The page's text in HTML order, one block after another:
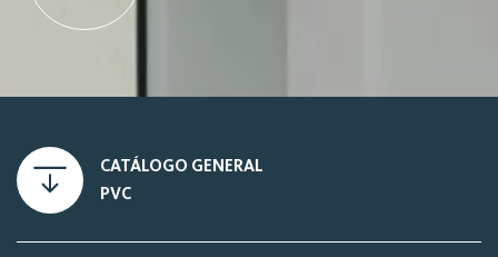
CATÁLOGO GENERAL
PVC